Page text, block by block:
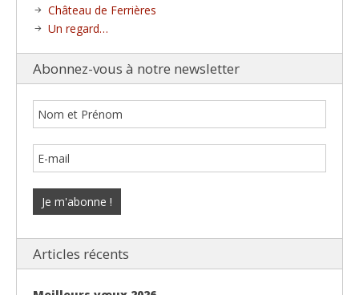
Château de Ferrières
Un regard…
Abonnez-vous à notre newsletter
Articles récents